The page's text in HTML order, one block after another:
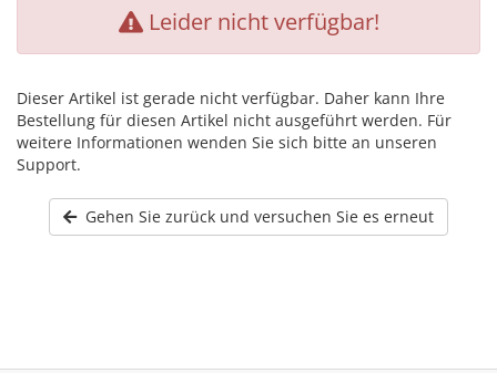
Leider nicht verfügbar!
Dieser Artikel ist gerade nicht verfügbar. Daher kann Ihre
Bestellung für diesen Artikel nicht ausgeführt werden. Für
weitere Informationen wenden Sie sich bitte an unseren
Support.
Gehen Sie zurück und versuchen Sie es erneut